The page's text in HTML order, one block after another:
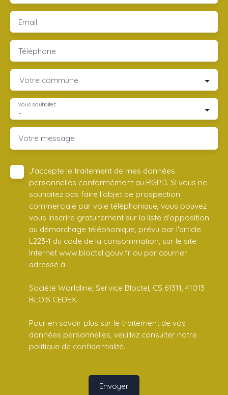
Email
Téléphone
Votre commune
-
Vous souhaitez
Votre message
J'accepte le traitement de mes données
personnelles conformément au RGPD. Si vous ne
souhaitez pas faire l'objet de prospection
commerciale par voie téléphonique, vous pouvez
vous inscrire gratuitement sur la liste d'opposition
au démarchage téléphonique, prévu par l'article
L223-1 du code de la consommation, sur le site
Internet www.bloctel.gouv.fr ou par courrier
adressé à :
Société Worldline, Service Bloctel, CS 61311, 41013
BLOIS CEDEX.
Pour en savoir plus sur le traitement de vos
données personnelles, veuillez consulter notre
politique de confidentialité.
Envoyer